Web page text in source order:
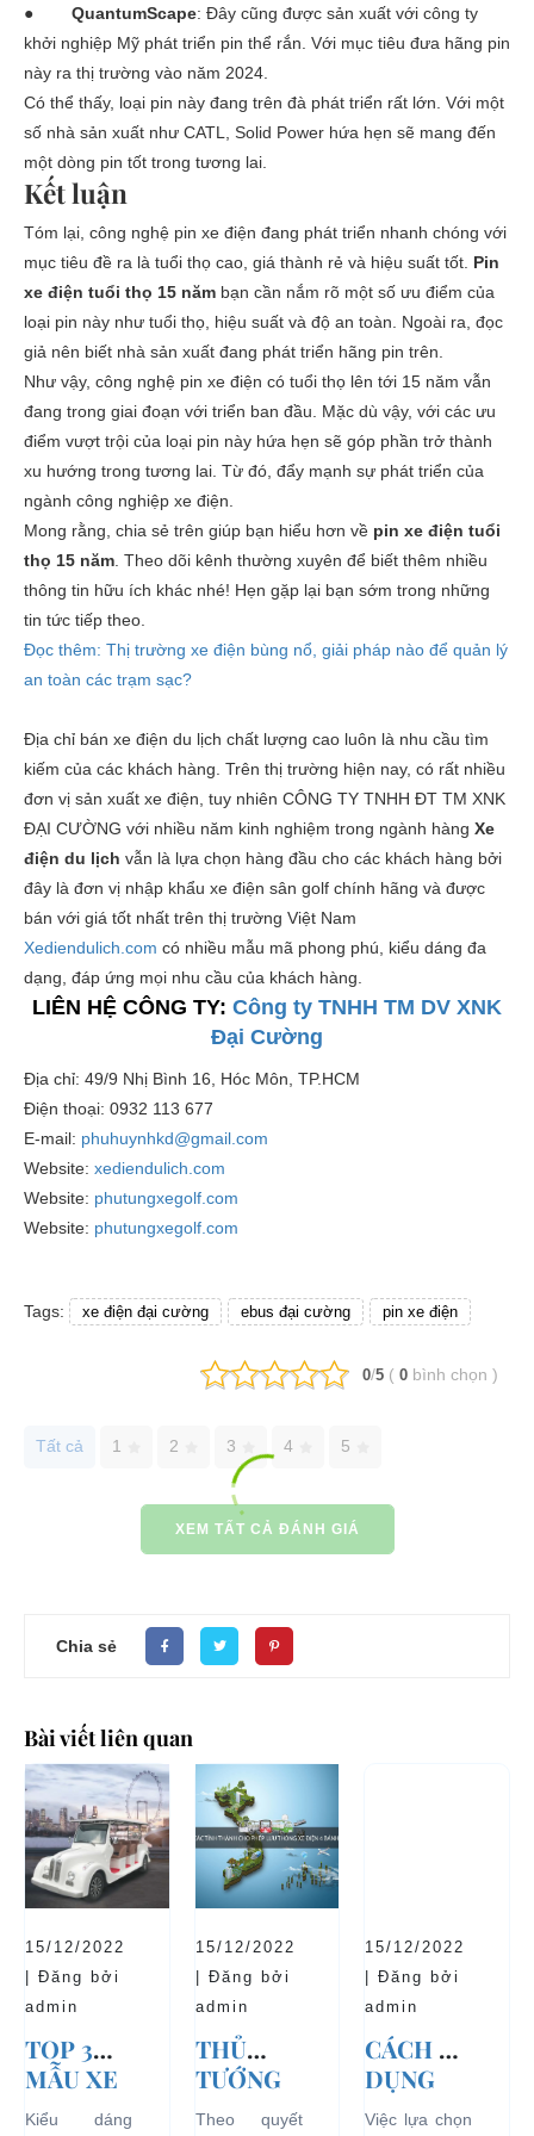
● QuantumScape: Đây cũng được sản xuất với công ty
khởi nghiệp Mỹ phát triển pin thể rắn. Với mục tiêu đưa hãng pin
này ra thị trường vào năm 2024.
Có thể thấy, loại pin này đang trên đà phát triển rất lớn. Với một
số nhà sản xuất như CATL, Solid Power hứa hẹn sẽ mang đến
một dòng pin tốt trong tương lai.
Kết luận
Tóm lại, công nghệ pin xe điện đang phát triển nhanh chóng với
mục tiêu đề ra là tuổi thọ cao, giá thành rẻ và hiệu suất tốt. Pin
xe điện tuổi thọ 15 năm bạn cần nắm rõ một số ưu điểm của
loại pin này như tuổi thọ, hiệu suất và độ an toàn. Ngoài ra, đọc
giả nên biết nhà sản xuất đang phát triển hãng pin trên.
Như vậy, công nghệ pin xe điện có tuổi thọ lên tới 15 năm vẫn
đang trong giai đoạn với triển ban đầu. Mặc dù vậy, với các ưu
điểm vượt trội của loại pin này hứa hẹn sẽ góp phần trở thành
xu hướng trong tương lai. Từ đó, đẩy mạnh sự phát triển của
ngành công nghiệp xe điện.
Mong rằng, chia sẻ trên giúp bạn hiểu hơn về pin xe điện tuổi
thọ 15 năm . Theo dõi kênh thường xuyên để biết thêm nhiều
thông tin hữu ích khác nhé! Hẹn gặp lại bạn sớm trong những
tin tức tiếp theo.
Đọc thêm: Thị trường xe điện bùng nổ, giải pháp nào để quản lý
an toàn các trạm sạc?
Địa chỉ bán xe điện du lịch chất lượng cao luôn là nhu cầu tìm
kiếm của các khách hàng. Trên thị trường hiện nay, có rất nhiều
đơn vị sản xuất xe điện, tuy nhiên CÔNG TY TNHH ĐT TM XNK
ĐẠI CƯỜNG với nhiều năm kinh nghiệm trong ngành hàng Xe
điện du lịch vẫn là lựa chọn hàng đầu cho các khách hàng bởi
đây là đơn vị nhập khẩu xe điện sân golf chính hãng và được
bán với giá tốt nhất trên thị trường Việt Nam
Xediendulich.com có nhiều mẫu mã phong phú, kiểu dáng đa
dạng, đáp ứng mọi nhu cầu của khách hàng.
LIÊN HỆ CÔNG TY: Công ty TNHH TM DV XNK
Đại Cường
Địa chỉ: 49/9 Nhị Bình 16, Hóc Môn, TP.HCM
Điện thoại: 0932 113 677
E-mail: phuhuynhkd@gmail.com
Website: xediendulich.com
Website: phutungxegolf.com
Website: phutungxegolf.com
Tags: xe điện đại cường ebus đại cường pin xe điện
0/5 ( 0 bình chọn )
Tất cả 1 2 3 4 5
XEM TẤT CẢ ĐÁNH GIÁ
Chia sẻ
Bài viết liên quan
15/12/2022
| Đăng bởi
admin
TOP 3
MẪU XE
Ô TÔ
Kiểu dáng
15/12/2022
| Đăng bởi
admin
THỦ
TƯỚNG
CHÍNH
Theo quyết
15/12/2022
| Đăng bởi
admin
CÁCH SỬ
DỤNG
XE Ô TÔ
Việc lựa chọn